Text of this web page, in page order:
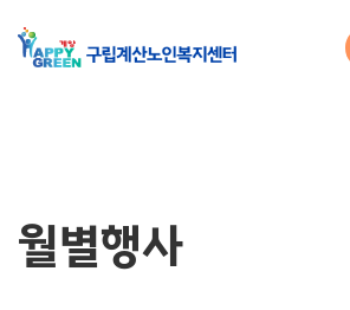
월별행사